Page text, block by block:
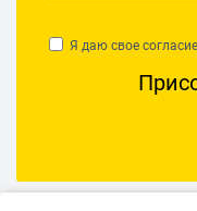
Я даю свое